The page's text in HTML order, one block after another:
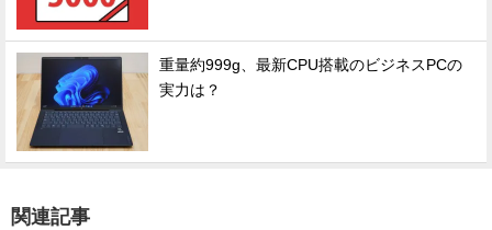
重量約999g、最新CPU搭載のビジネスPCの
実力は？
関連記事